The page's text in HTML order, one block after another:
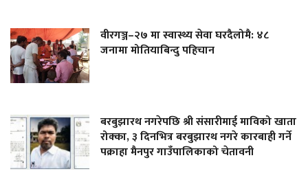
वीरगञ्ज–२७ मा स्वास्थ्य सेवा घरदैलोमै: ४८
जनामा मोतियाबिन्दु पहिचान
बरबुझारथ नगरेपछि श्री संसारीमाई माविको खाता
रोक्का, ३ दिनभित्र बरबुझारथ नगरे कारबाही गर्ने
पक्राहा मैनपुर गाउँपालिकाको चेतावनी